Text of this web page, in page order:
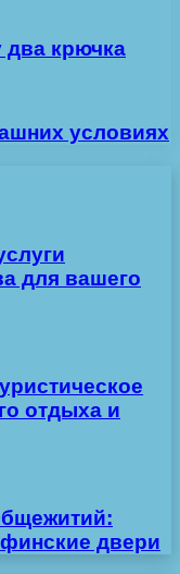
два крючка
условиях
для вашего
отдыха и
двери